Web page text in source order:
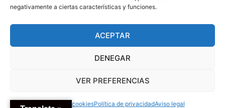
negativamente a ciertas características y funciones.
ACEPTAR
DENEGAR
VER PREFERENCIAS
Política de cookiesPolítica de privacidadAviso legal
MAPA DEL SITIO
© 2025 GICONDA DEL POZO